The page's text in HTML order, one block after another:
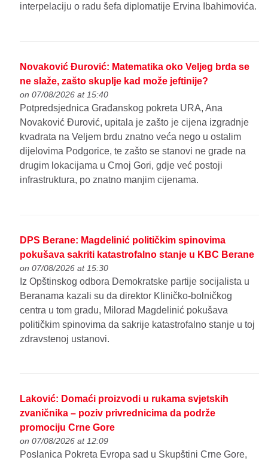
interpelaciju o radu šefa diplomatije Ervina Ibahimovića.
Novaković Đurović: Matematika oko Veljeg brda se
ne slaže, zašto skuplje kad može jeftinije?
on 07/08/2026 at 15:40
Potpredsjednica Građanskog pokreta URA, Ana
Novaković Đurović, upitala je zašto je cijena izgradnje
kvadrata na Veljem brdu znatno veća nego u ostalim
dijelovima Podgorice, te zašto se stanovi ne grade na
drugim lokacijama u Crnoj Gori, gdje već postoji
infrastruktura, po znatno manjim cijenama.
DPS Berane: Magdelinić političkim spinovima
pokušava sakriti katastrofalno stanje u KBC Berane
on 07/08/2026 at 15:30
Iz Opštinskog odbora Demokratske partije socijalista u
Beranama kazali su da direktor Kliničko-bolničkog
centra u tom gradu, Milorad Magdelinić pokušava
političkim spinovima da sakrije katastrofalno stanje u toj
zdravstenoj ustanovi.
Laković: Domaći proizvodi u rukama svjetskih
zvaničnika – poziv privrednicima da podrže
promociju Crne Gore
on 07/08/2026 at 12:09
Poslanica Pokreta Evropa sad u Skupštini Crne Gore,